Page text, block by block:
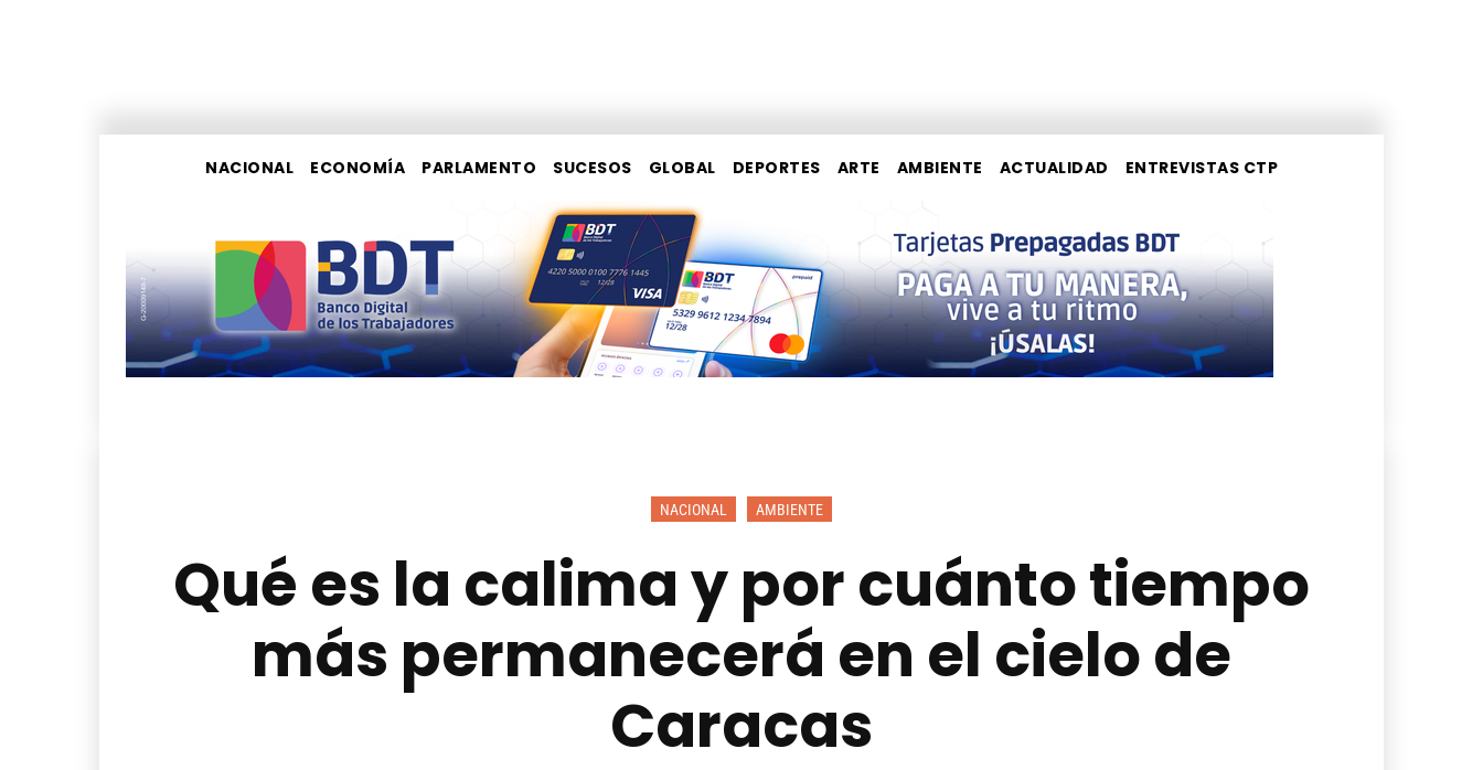
NACIONAL ECONOMÍA PARLAMENTO SUCESOS GLOBAL DEPORTES ARTE AMBIENTE ACTUALIDAD ENTREVISTAS CTP
NACIONAL AMBIENTE
Qué es la calima y por cuánto tiempo
más permanecerá en el cielo de
Caracas